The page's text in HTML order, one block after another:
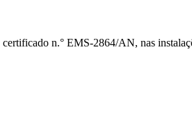
n.° EMS-2864/AN, nas